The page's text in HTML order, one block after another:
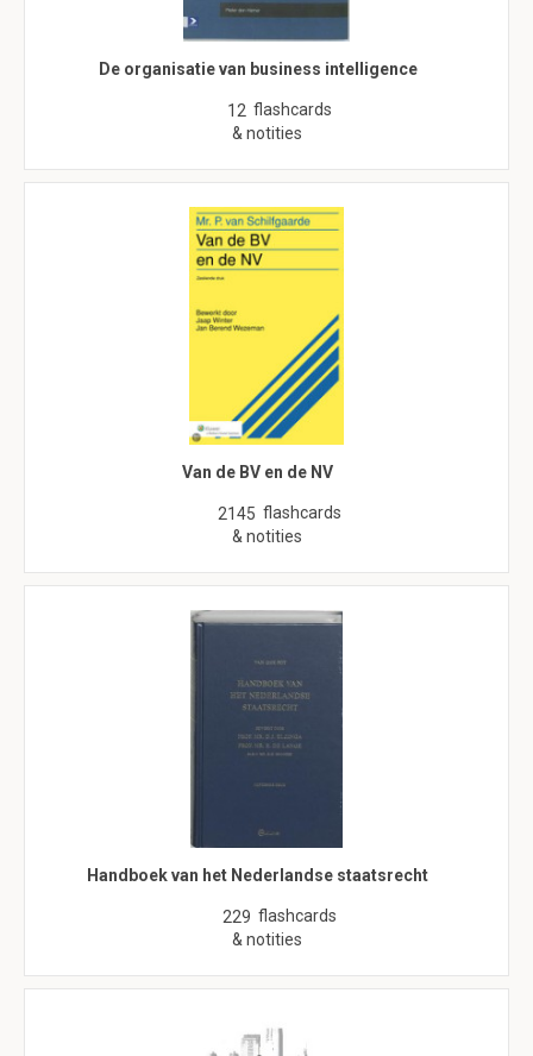
De organisatie van business intelligence
12 flashcards
& notities
Van de BV en de NV
2145 flashcards
& notities
Handboek van het Nederlandse staatsrecht
229 flashcards
& notities